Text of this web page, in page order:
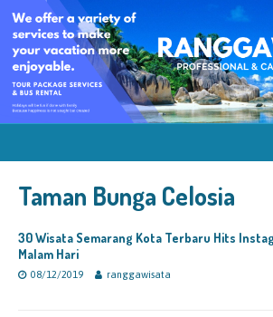
Taman Bunga Celosia
30 Wisata Semarang Kota Terbaru Hits
Malam Hari
08/12/2019 ranggawisata